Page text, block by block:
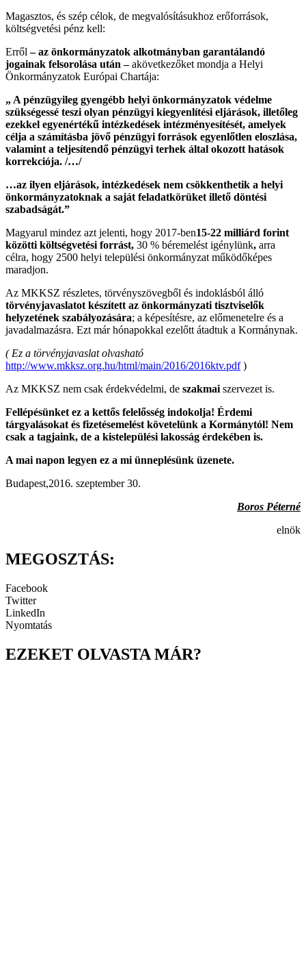
Magasztos, és szép célok, de megvalósításukhoz erőforrások,
költségvetési pénz kell:
Erről – az önkormányzatok alkotmányban garantálandó
jogainak felsorolása után –akövetkezőket mondja a Helyi
Önkormányzatok Európai Chartája:
„ A pénzügyileg gyengébb helyi önkormányzatok védelme
szükségessé teszi olyan pénzügyi kiegyenlítési eljárások, illetőleg
ezekkel egyenértékű intézkedések intézményesítését, amelyek
célja a számításba jövő pénzügyi források egyenlőtlen eloszlása,
valamint a teljesítendő pénzügyi terhek által okozott hatások
korrekciója. /…/
…az ilyen eljárások, intézkedések nem csökkenthetik a helyi
önkormányzatoknak a saját feladatkörüket illető döntési
szabadságát.”
Magyarul mindez azt jelenti, hogy 2017-ben15-22 milliárd forint
közötti költségvetési forrást, 30 % béremelést igénylünk, arra
célra, hogy 2500 helyi települési önkormányzat működőképes
maradjon.
Az MKKSZ részletes, törvényszövegből és indoklásból álló
törvényjavaslatot készített az önkormányzati tisztviselők
helyzetének szabályozására; a képesítésre, az előmenetelre és a
javadalmazásra. Ezt már hónapokkal ezelőtt átadtuk a Kormánynak.
( Ez a törvényjavaslat olvasható
http://www.mkksz.org.hu/html/main/2016/2016ktv.pdf)
Az MKKSZ nem csak érdekvédelmi, de szakmai szervezet is.
Fellépésünket ez a kettős felelősség indokolja! Érdemi
tárgyalásokat és fizetésemelést követelünk a Kormánytól! Nem
csak a tagjaink, de a kistelepülési lakosság érdekében is.
A mai napon legyen ez a mi ünneplésünk üzenete.
Budapest,2016. szeptember 30.
Boros Péterné
elnök
MEGOSZTÁS:
Facebook
Twitter
LinkedIn
Nyomtatás
EZEKET OLVASTA MÁR?